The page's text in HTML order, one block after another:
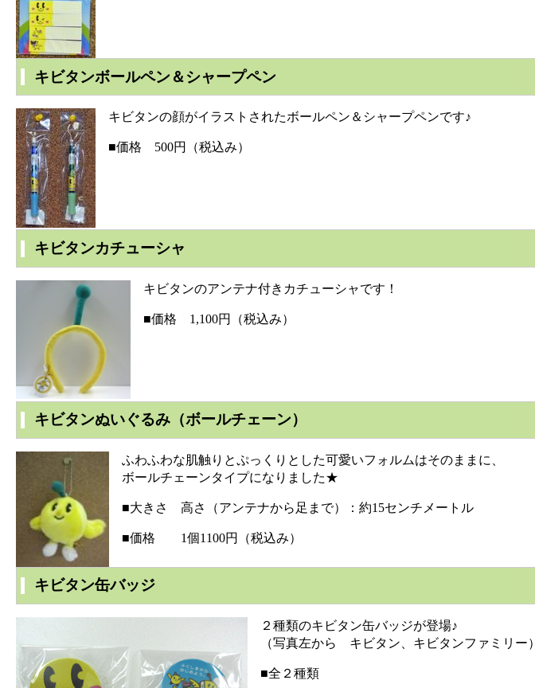
キビタンボールペン＆シャープペン
キビタンの顔がイラストされたボールペン＆シャープペンです♪
■価格 500円（税込み）
キビタンカチューシャ
キビタンのアンテナ付きカチューシャです！
■価格 1,100円（税込み）
キビタンぬいぐるみ（ボールチェーン）
ふわふわな肌触りとぷっくりとした可愛いフォルムはそのままに、
ボールチェーンタイプになりました★
■大きさ 高さ（アンテナから足まで）：約15センチメートル
■価格 1個1100円（税込み）
キビタン缶バッジ
２種類のキビタン缶バッジが登場♪
（写真左から キビタン、キビタンファミリー）
■全２種類